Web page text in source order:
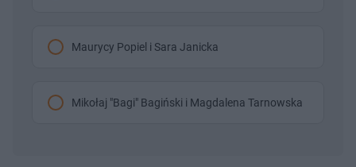
Maurycy Popiel i Sara Janicka
Mikołaj "Bagi" Bagiński i Magdalena Tarnowska